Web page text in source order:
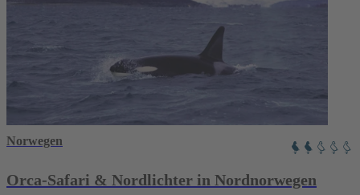
Norwegen
Orca-Safari & Nordlichter in Nordnorwegen